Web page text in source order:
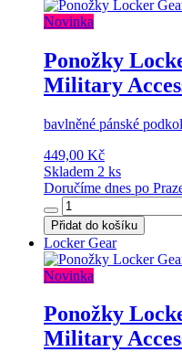
Novinka
Ponožky
Military
bavlněné pánské
449,00 Kč
Skladem 2 ks
Doručíme dnes po
Přidat do košíku
Locker Gear
Novinka
Ponožky
Military